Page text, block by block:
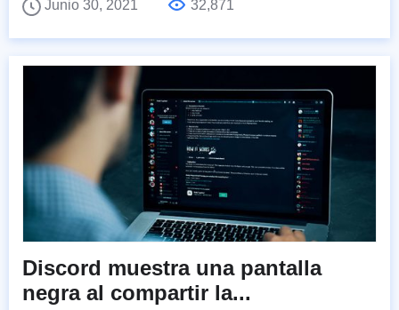
Junio 30, 2021 32,871
Discord muestra una pantalla
negra al compartir la...